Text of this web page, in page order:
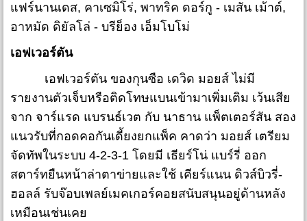
แฟร์นานเดส, คาเซมิโร่, พาทริค ดอร์กู - เมสัน เม้าต์,
อาหมัด ดิยัลโล่ - บรีย็อง เอ็มโบโม่
เอฟเวอร์ตัน
เอฟเวอร์ตัน ของกุนซือ เดวิด มอยส์ ไม่มี
รายงานตัวเจ็บหรือติดโทษแบนเข้ามาเพิ่มเติม เว้นเสีย
จาก จาร์แรด แบรนธ์เวต กับ นาธาน แพ็ตเตอร์สัน สอง
แนวรับที่กอดคอกันเดี้ยงยกแพ็ค คาดว่า มอยส์ เตรียม
จัดทัพในระบบ 4-2-3-1 โดยมี เธียร์โน่ แบร์รี่ ออก
สตาร์ทยืนหน้าล่าตาข่ายและใช้ เคียร์แนน ดิวส์บิวรี่-
ฮอลล์ รับจ๊อบเพลย์เมคเกอร์คอยสนับสนุนอยู่ด้านหลัง
เหมือนเช่นเคย